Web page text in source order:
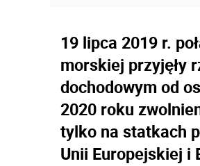
19 lipca 2019 r.
morskiej przyjęły
dochodowym od
2020 roku
tylko na statkach
Unii Europejskiej i